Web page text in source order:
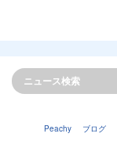
Peachy ブログ